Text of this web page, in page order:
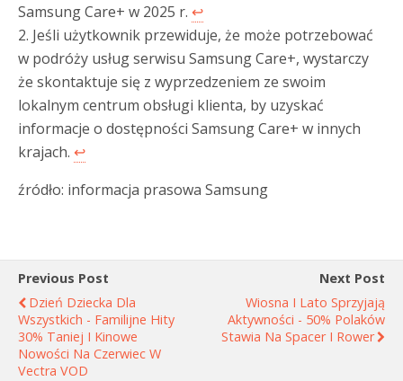
Samsung Care+ w 2025 r. ↩︎
2. Jeśli użytkownik przewiduje, że może potrzebować
w podróży usług serwisu Samsung Care+, wystarczy
że skontaktuje się z wyprzedzeniem ze swoim
lokalnym centrum obsługi klienta, by uzyskać
informacje o dostępności Samsung Care+ w innych
krajach. ↩︎
źródło: informacja prasowa Samsung
Previous Post
Dzień Dziecka Dla
Wszystkich - Familijne Hity
30% Taniej I Kinowe
Nowości Na Czerwiec W
Vectra VOD
Next Post
Wiosna I Lato Sprzyjają
Aktywności - 50% Polaków
Stawia Na Spacer I Rower